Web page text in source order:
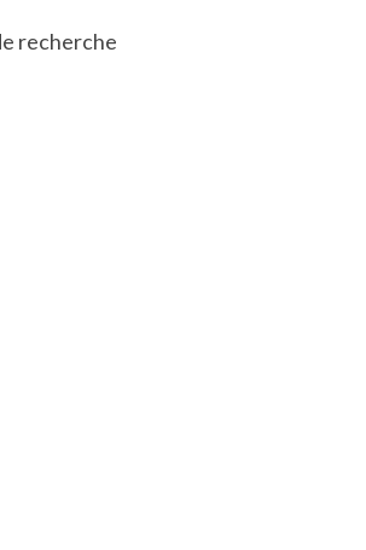
recherche